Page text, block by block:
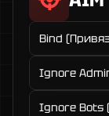
Bind
Ignore
Ignore Bots